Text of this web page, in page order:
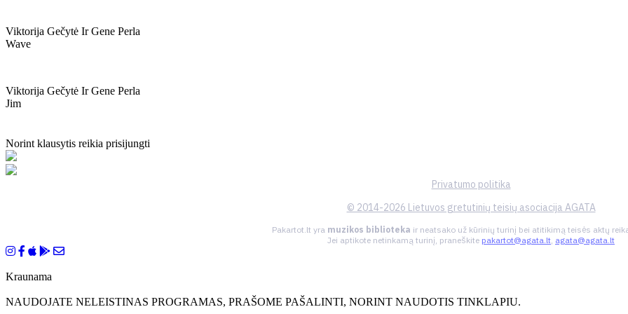
Viktorija Gečytė Ir Gene Perla
Wave
Viktorija Gečytė Ir Gene Perla
Jim
Norint klausytis reikia prisijungti
Privatumo politika
© 2014-2026 Lietuvos gretutinių teisių asociacija AGATA
Pakartot.lt yra muzikos biblioteka ir neatsako už kūrinių turinį bei atitikimą teisės aktų
Jei aptikote netinkamą turinį, praneškite pakartot@agata.lt, agata@agata.lt
Kraunama
NAUDOJATE NELEISTINAS PROGRAMAS, PRAŠOME PAŠALINTI, NORINT NAUDOTIS TINKLAPIU.